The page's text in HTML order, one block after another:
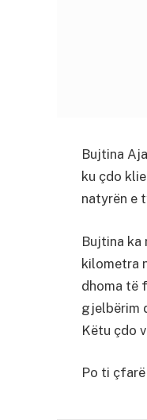
Bujtina
ku çdo
natyrën e
Bujtina ka
kilometra
dhoma të
gjelbërim
Këtu çdo
Po ti